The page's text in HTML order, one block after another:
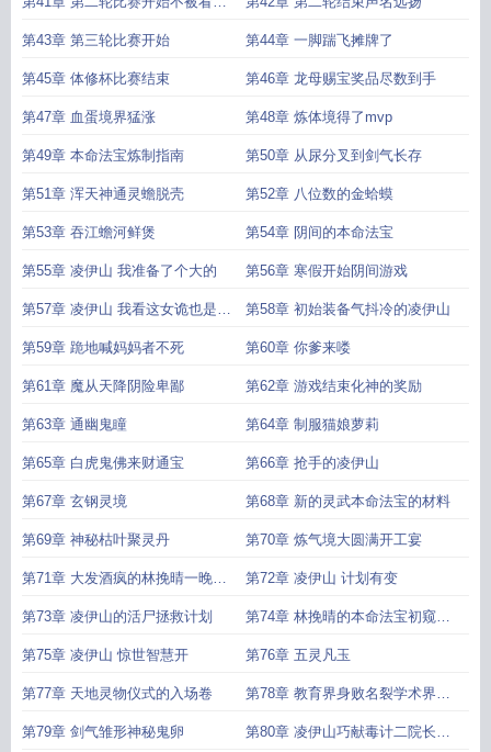
的凌伊山
第43章 第三轮比赛开始 第44章 一脚踹飞摊牌了
第45章 体修杯比赛结束 第46章 龙母赐宝奖品尽数到手
第47章 血蛋境界猛涨 第48章 炼体境得了mvp
第49章 本命法宝炼制指南 第50章 从尿分叉到剑气长存
第51章 浑天神通灵蟾脱壳 第52章 八位数的金蛤蟆
第53章 吞江蟾河鲜煲 第54章 阴间的本命法宝
第55章 凌伊山 我准备了个大的 第56章 寒假开始阴间游戏
第57章 凌伊山 我看这女诡也是风
韵犹存
第58章 初始装备气抖冷的凌伊山
第59章 跪地喊妈妈者不死 第60章 你爹来喽
第61章 魔从天降阴险卑鄙 第62章 游戏结束化神的奖励
第63章 通幽鬼瞳 第64章 制服猫娘萝莉
第65章 白虎鬼佛来财通宝 第66章 抢手的凌伊山
第67章 玄钢灵境 第68章 新的灵武本命法宝的材料
第69章 神秘枯叶聚灵丹 第70章 炼气境大圆满开工宴
第71章 大发酒疯的林挽晴一晚速
成的凌伊山
第72章 凌伊山 计划有变
第73章 凌伊山的活尸拯救计划 第74章 林挽晴的本命法宝初窥剑
气
第75章 凌伊山 惊世智慧开 第76章 五灵凡玉
第77章 天地灵物仪式的入场卷 第78章 教育界身败名裂学术界晚
不保
第79章 剑气雏形神秘鬼卵 第80章 凌伊山巧献毒计二院长欣